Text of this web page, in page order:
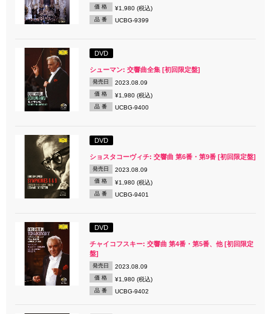
価 格 ¥1,980 (税込)
品 番 UCBG-9399
DVD
シューマン: 交響曲全集 [初回限定盤]
発売日 2023.08.09
価 格 ¥1,980 (税込)
品 番 UCBG-9400
DVD
ショスタコーヴィチ: 交響曲 第6番・第9番 [初回限定盤]
発売日 2023.08.09
価 格 ¥1,980 (税込)
品 番 UCBG-9401
DVD
チャイコフスキー: 交響曲 第4番・第5番、他 [初回限定
盤]
発売日 2023.08.09
価 格 ¥1,980 (税込)
品 番 UCBG-9402